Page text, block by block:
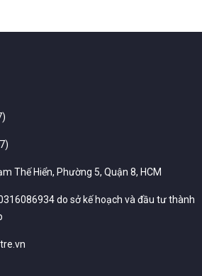
Thế Hiển, Phường 5, Quận 8, HCM
do sở kế hoạch và đầu tư thành